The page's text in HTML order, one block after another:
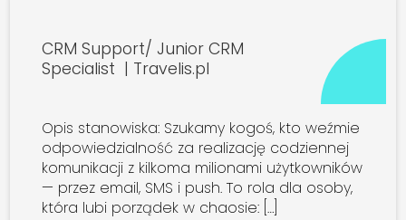
CRM Support/ Junior CRM
Specialist | Travelis.pl
Opis stanowiska: Szukamy kogoś, kto weźmie
odpowiedzialność za realizację codziennej
komunikacji z kilkoma milionami użytkowników
— przez email, SMS i push. To rola dla osoby,
która lubi porządek w chaosie: […]